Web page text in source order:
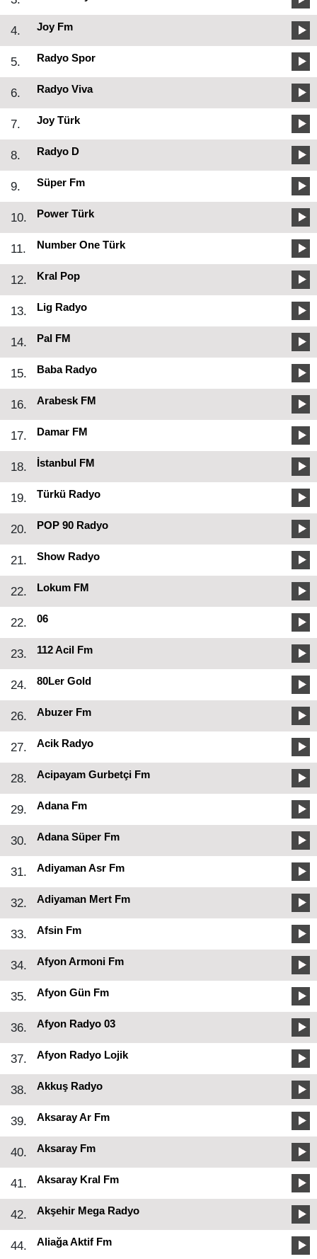
4. Joy Fm
5. Radyo Spor
6. Radyo Viva
7. Joy Türk
8. Radyo D
9. Süper Fm
10. Power Türk
11. Number One Türk
12. Kral Pop
13. Lig Radyo
14. Pal FM
15. Baba Radyo
16. Arabesk FM
17. Damar FM
18. İstanbul FM
19. Türkü Radyo
20. POP 90 Radyo
21. Show Radyo
22. Lokum FM
22. 06
23. 112 Acil Fm
24. 80Ler Gold
26. Abuzer Fm
27. Acik Radyo
28. Acipayam Gurbetçi Fm
29. Adana Fm
30. Adana Süper Fm
31. Adiyaman Asr Fm
32. Adiyaman Mert Fm
33. Afsin Fm
34. Afyon Armoni Fm
35. Afyon Gün Fm
36. Afyon Radyo 03
37. Afyon Radyo Lojik
38. Akkuş Radyo
39. Aksaray Ar Fm
40. Aksaray Fm
41. Aksaray Kral Fm
42. Akşehir Mega Radyo
44. Aliağa Aktif Fm